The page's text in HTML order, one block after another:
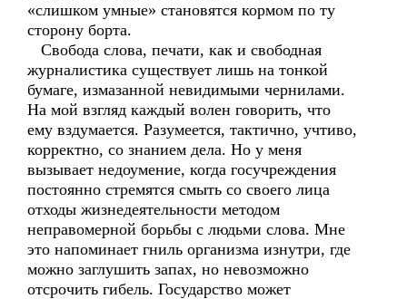
«слишком умные» становятся кормом по ту
сторону борта.
Свобода слова, печати, как и свободная
журналистика существует лишь на тонкой
бумаге, измазанной невидимыми чернилами.
На мой взгляд каждый волен говорить, что
ему вздумается. Разумеется, тактично, учтиво,
корректно, со знанием дела. Но у меня
вызывает недоумение, когда госучреждения
постоянно стремятся смыть со своего лица
отходы жизнедеятельности методом
неправомерной борьбы с людьми слова. Мне
это напоминает гниль организма изнутри, где
можно заглушить запах, но невозможно
отсрочить гибель. Государство может